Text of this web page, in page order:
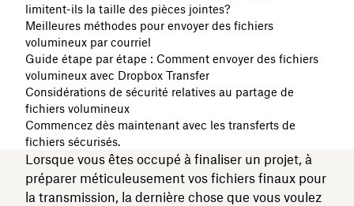
limitent-ils la taille des pièces jointes?
Meilleures méthodes pour envoyer des fichiers
volumineux par courriel
Guide étape par étape : Comment envoyer des fichiers
volumineux avec Dropbox Transfer
Considérations de sécurité relatives au partage de
fichiers volumineux
Commencez dès maintenant avec les transferts de
fichiers sécurisés.
Lorsque vous êtes occupé à finaliser un projet, à
préparer méticuleusement vos fichiers finaux pour
la transmission, la dernière chose que vous voulez